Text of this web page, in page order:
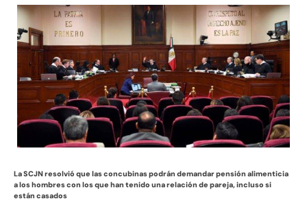
La SCJN resolvió que las concubinas podrán demandar pensión alimenticia
a los hombres con los que han tenido una relación de pareja, incluso si
están casados